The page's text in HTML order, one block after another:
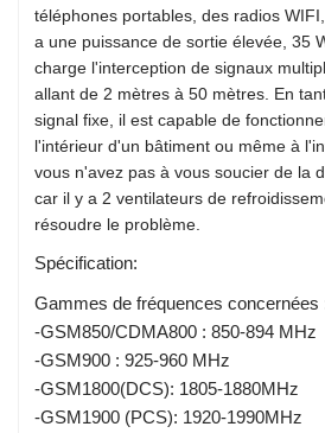
téléphones portables, des radios
a une puissance de sortie élevée, 35
charge l'interception de signaux
allant de 2 mètres à 50 mètres. En
signal fixe, il est capable de
l'intérieur d'un bâtiment ou même à
vous n'avez pas à vous soucier de la
car il y a 2 ventilateurs de
résoudre le problème.
Spécification:
Gammes de fréquences concernées
-GSM850/CDMA800 : 850-894 MHz
-GSM900 : 925-960 MHz
-GSM1800(DCS): 1805-1880MHz
-GSM1900 (PCS): 1920-1990MHz